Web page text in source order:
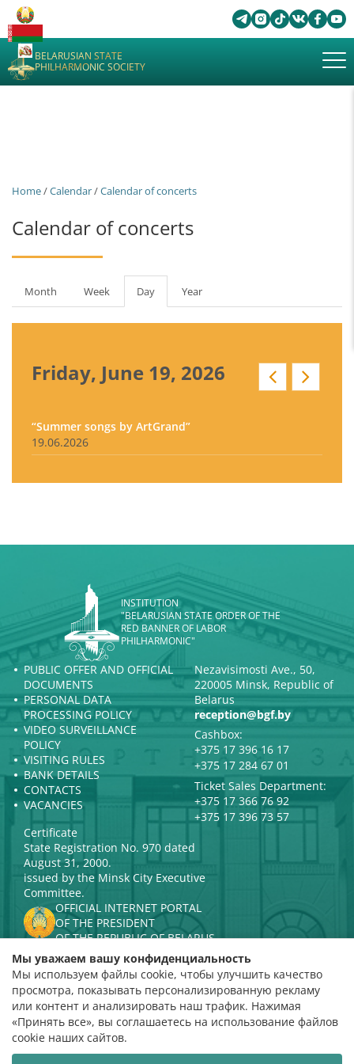
BELARUSIAN STATE
PHILHARMONIC SOCIETY
Home/Calendar/Calendar of concerts
Calendar of concerts
Primary
tabs
Month Week Day (active
tab)
Year
Friday, June 19, 2026
“Summer songs by ArtGrand”
19.06.2026
INSTITUTION
"BELARUSIAN STATE ORDER OF THE
RED BANNER OF LABOR
PHILHARMONIC"
PUBLIC OFFER AND OFFICIAL
DOCUMENTS
PERSONAL DATA
PROCESSING POLICY
VIDEO SURVEILLANCE
POLICY
VISITING RULES
BANK DETAILS
CONTACTS
VACANCIES
Nezavisimosti Ave., 50,
220005 Minsk, Republic of
Belarus
reception@bgf.by
Cashbox:
+375 17 396 16 17
+375 17 284 67 01
Ticket Sales Department:
+375 17 366 76 92
+375 17 396 73 57
Certificate
State Registration No. 970 dated
August 31, 2000.
issued by the Minsk City Executive
Committee.
OFFICIAL INTERNET PORTAL
OF THE PRESIDENT
OF THE REPUBLIC OF BELARUS
MINISTRY OF CULTURE OF THE
REPUBLIC OF BELARUS
PORTAL
RATING ASSESSMENT
Rating 4.9
based on 112 reviews
Мы уважаем вашу конфиденциальность
Мы используем файлы cookie, чтобы улучшить качество
просмотра, показывать персонализированную рекламу
или контент и анализировать наш трафик. Нажимая
«Принять все», вы соглашаетесь на использование файлов
cookie наших сайтов.